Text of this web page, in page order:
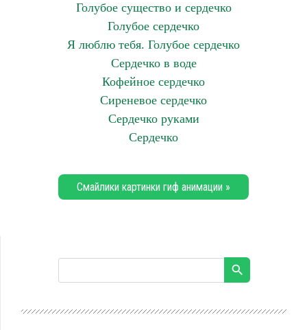
Голубое существо и сердечко
Голубое сердечко
Я люблю тебя. Голубое сердечко
Сердечко в воде
Кофейное сердечко
Сиреневое сердечко
Сердечко руками
Сердечко
Смайлики картинки гиф анимации »